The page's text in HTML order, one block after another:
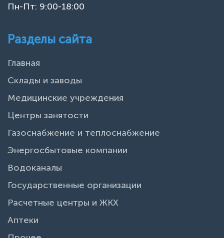
Пн-Пт: 9:00-18:00
Разделы сайта
Главная
Склады и заводы
Медицинские учреждения
Центры занятости
Газоснабжение и теплоснабжение
Энергосбытовые компании
Водоканалы
Государственные организации
Расчетные центры и ЖКХ
Аптеки